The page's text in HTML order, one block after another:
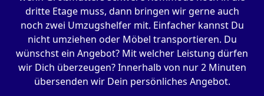
dritte Etage muss, dann bringen wir gerne auch
noch zwei Umzugshelfer mit. Einfacher kannst Du
nicht umziehen oder Möbel transportieren. Du
wünschst ein Angebot? Mit welcher Leistung dürfen
wir Dich überzeugen? Innerhalb von nur 2 Minuten
übersenden wir Dein persönliches Angebot.